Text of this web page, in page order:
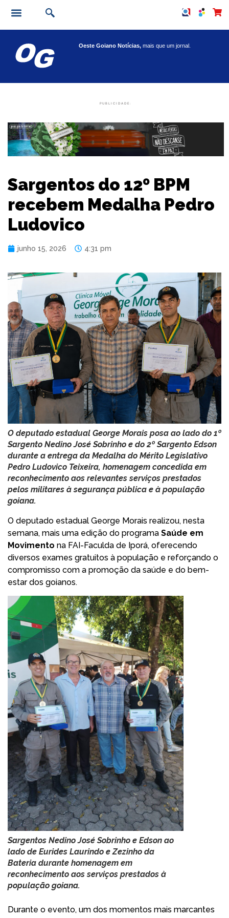
Oeste Goiano Notícias,mais que um jornal.
PUBLICIDADE:
Sargentos do 12º BPM
recebem Medalha Pedro
Ludovico
junho 15, 2026 4:31 pm
O deputado estadual George Morais posa ao lado do 1º
Sargento Nedino José Sobrinho e do 2º Sargento Edson
durante a entrega da Medalha do Mérito Legislativo
Pedro Ludovico Teixeira, homenagem concedida em
reconhecimento aos relevantes serviços prestados
pelos militares à segurança pública e à população
goiana.
O deputado estadual George Morais realizou, nesta
semana, mais uma edição do programa Saúde em
Movimento na FAI-Faculda de Iporá, oferecendo
diversos exames gratuitos à população e reforçando o
compromisso com a promoção da saúde e do bem-
estar dos goianos.
Sargentos Nedino José Sobrinho e Edson ao
lado de Eurides Laurindo e Zezinho da
Bateria durante homenagem em
reconhecimento aos serviços prestados à
população goiana.
Durante o evento, um dos momentos mais marcantes